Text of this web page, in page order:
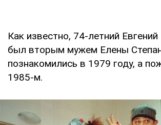
Как известно, 74-летний
был вторым мужем Елены
познакомились в 1979 году, а
1985-м.